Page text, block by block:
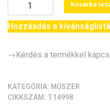
oszcilloszkóp
mérőszonda
120cm)
Kosárba
Hozzáadás a
→Kérdés a termékkel
KATEGÓRIA: MŰSZER
CIKKSZÁM: T14998